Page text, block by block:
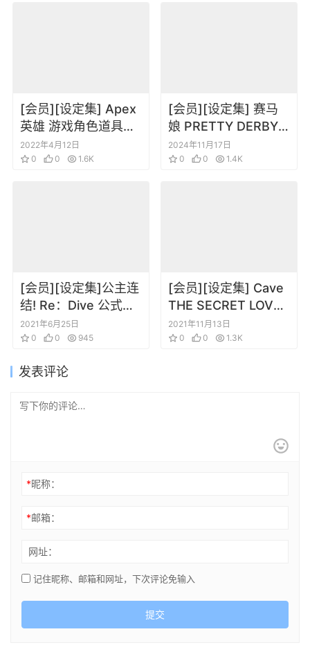
[会员][设定集] Apex
英雄 游戏角色道具原
画设定
2022年4月12日
0
0 1.6K
[会员][设定集] 赛马
娘 PRETTY DERBY
ARTWORKS Vol.1
2024年11月17日
0
0 1.4K
[会员][设定集]公主连
结! Re：Dive 公式ア
ートワークス Vol.2
2021年6月25日
0
0 945
[会员][设定集] Cave
THE SECRET LOVER
虫姫さま
2021年11月13日
0
0 1.3K
发表评论
*昵称：
*邮箱：
网址：
记住昵称、邮箱和网址，下次评论免输入
提交